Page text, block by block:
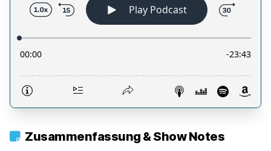
Zusammenfassung & Show Notes